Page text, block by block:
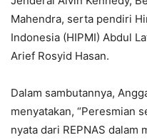
Mahendra, serta pendiri
Indonesia (HIPMI) Abdul
Arief Rosyid Hasan.
Dalam sambutannya,
menyatakan, “Peresmian
nyata dari REPNAS dalam